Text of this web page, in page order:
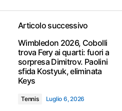
Articolo successivo
Wimbledon 2026, Cobolli
trova Fery ai quarti: fuori a
sorpresa Dimitrov. Paolini
sfida Kostyuk, eliminata
Keys
Tennis Luglio 6, 2026